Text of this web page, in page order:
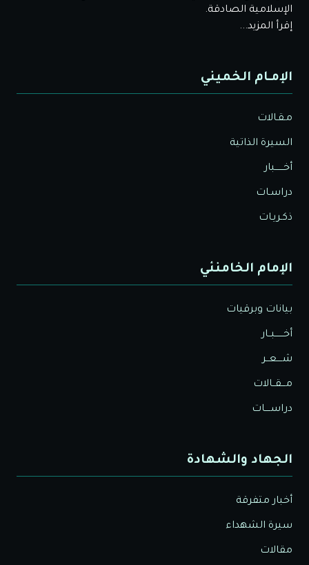
الإسلامية الصادقة.
إقرأ المزيد...
الإمـام الخميني
مـقـالات
السيرة الذاتية
أخــــــبار
دراسـات
ذكـريـات
الإمام الخامنئي
بيانات وبرقيات
أخــــــبــار
شــــعــر
مـــقــالات
دراســــات
الجهاد والشهادة
أخبار متفرقة
سيرة الشهداء
مقالات